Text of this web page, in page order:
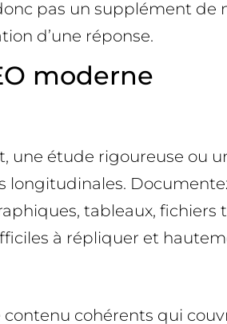
pas un supplément
d’une réponse.
moderne
une étude rigoureuse ou
longitudinales.
tableaux, fichiers
à répliquer et
cohérents qui